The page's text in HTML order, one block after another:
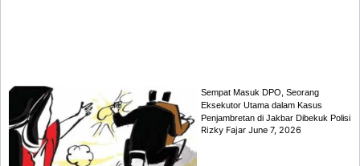
Sempat Masuk DPO, Seorang
Eksekutor Utama dalam Kasus
Penjambretan di Jakbar Dibekuk Polisi
Rizky FajarJune 7, 2026